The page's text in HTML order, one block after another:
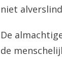
niet
De
de